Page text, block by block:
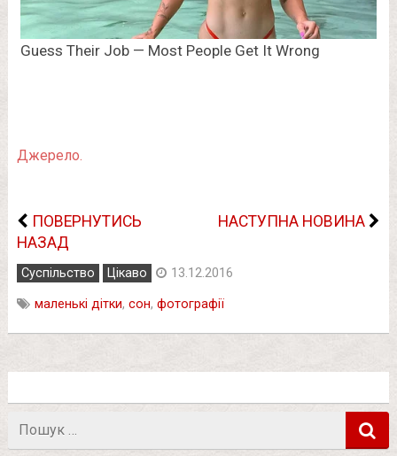
Джерело.
ПОВЕРНУТИСЬ
НАЗАД
НАСТУПНА НОВИНА
Суспільство Цікаво 13.12.2016
маленькі дітки, сон, фотографії